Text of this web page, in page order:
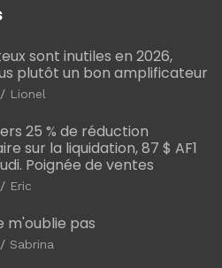
sont inutiles en 2026,
plutôt un bon amplificateur
Lionel
25 % de réduction
sur la liquidation, 87 $ AF1
Poignée de ventes
Eric
m'oublie pas
Sabrina